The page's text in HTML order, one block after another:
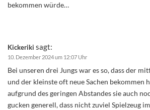
bekommen würde…
Kickeriki sagt:
10. Dezember 2024 um 12:07 Uhr
Bei unseren drei Jungs war es so, dass der
und der kleinste oft neue Sachen bekommen
aufgrund des geringen Abstandes sie auch
gucken generell, dass nicht zuviel Spielzeug